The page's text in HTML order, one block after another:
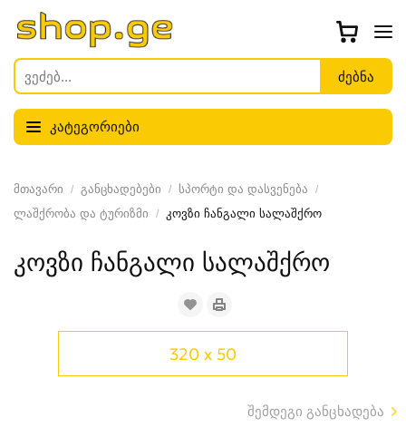
კატეგორიები
მთავარი განცხადებები
სპორტი და დასვენება
ლაშქრობა და ტურიზმი
კოვზი ჩანგალი სალაშქრო
კოვზი ჩანგალი სალაშქრო
320 x 50
შემდეგი განცხადება